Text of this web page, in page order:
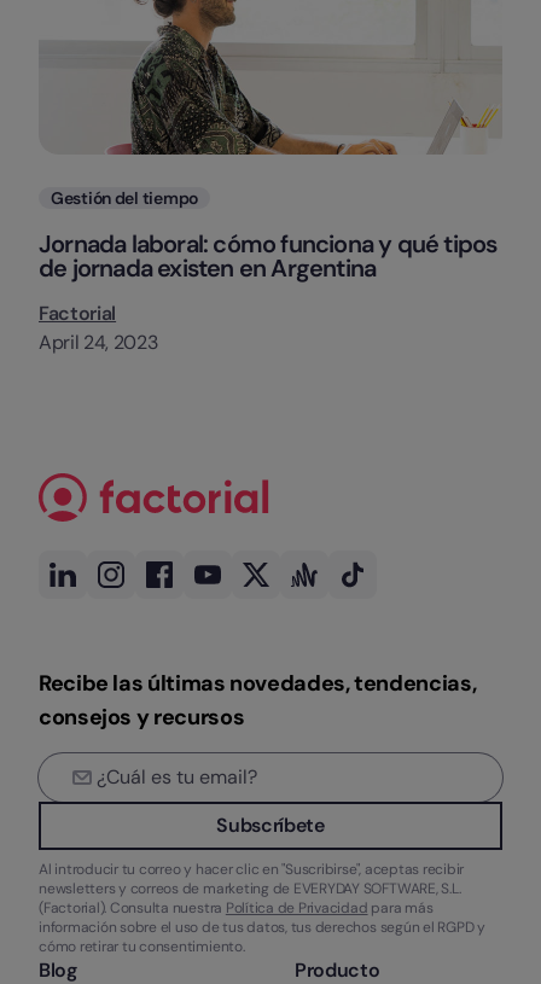
Categorias
Gestión del tiempo
Jornada laboral: cómo funciona y qué tipos
de jornada existen en Argentina
Factorial
April 24, 2023
Recibe las últimas novedades, tendencias,
consejos y recursos
Subscríbete
Al introducir tu correo y hacer clic en "Suscribirse", aceptas recibir
newsletters y correos de marketing de EVERYDAY SOFTWARE, S.L.
(Factorial). Consulta nuestra Política de Privacidad para más
información sobre el uso de tus datos, tus derechos según el RGPD y
cómo retirar tu consentimiento.
Blog Producto